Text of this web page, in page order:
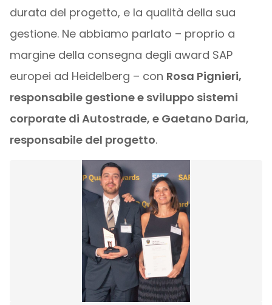
durata del progetto, e la qualità della sua
gestione. Ne abbiamo parlato – proprio a
margine della consegna degli award SAP
europei ad Heidelberg – con Rosa Pignieri,
responsabile gestione e sviluppo sistemi
corporate di Autostrade, e Gaetano Daria,
responsabile del progetto.